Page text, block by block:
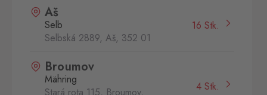
Aš
Selb
Selbská 2889, Aš, 352 01
16 Stk.
Broumov
Mähring
4 Stk.